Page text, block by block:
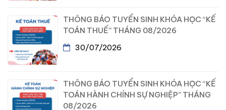
THÔNG BÁO TUYỂN SINH KHÓA HỌC “KẾ
TOÁN THUẾ” THÁNG 08/2026
30/07/2026
THÔNG BÁO TUYỂN SINH KHÓA HỌC “KẾ
TOÁN HÀNH CHÍNH SỰ NGHIỆP” THÁNG
08/2026